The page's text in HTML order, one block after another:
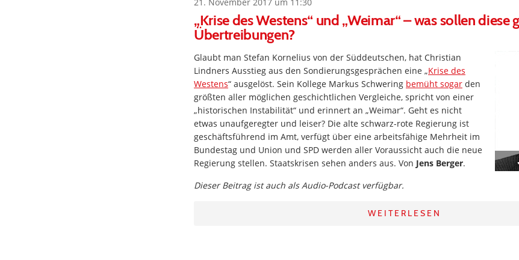
„Krise des Westens“ und „Weimar“ – was sollen diese
Übertreibungen?
Glaubt man Stefan Kornelius von der Süddeutschen, hat Christian
Lindners Ausstieg aus den Sondierungsgesprächen eine „Krise des
Westens“ ausgelöst. Sein Kollege Markus Schwering bemüht sogar den
größten aller möglichen geschichtlichen Vergleiche, spricht von einer
„historischen Instabilität“ und erinnert an „Weimar“. Geht es nicht
etwas unaufgeregter und leiser? Die alte schwarz-rote Regierung ist
geschäftsführend im Amt, verfügt über eine arbeitsfähige Mehrheit im
Bundestag und Union und SPD werden aller Voraussicht auch die neue
Regierung stellen. Staatskrisen sehen anders aus. Von Jens Berger.
Dieser Beitrag ist auch als Audio-Podcast verfügbar.
WEITERLESEN